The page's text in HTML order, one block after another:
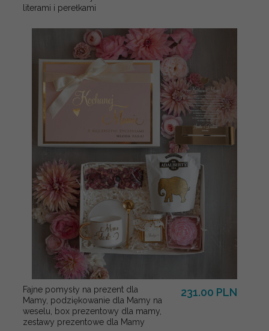
literami i perełkami
Fajne pomysły na prezent dla
Mamy, podziękowanie dla Mamy na
weselu, box prezentowy dla mamy,
zestawy prezentowe dla Mamy
231.00 PLN